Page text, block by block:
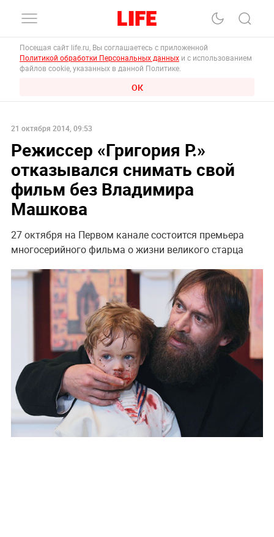
Посещая сайт life.ru, Вы соглашаетесь с приложенной
Политикой обработки Персональных данных и с использованием
файлов cookie, указанных в данной Политике.
ОК
21 октября 2014, 09:53
Режиссер «Григория Р.»
отказывался снимать свой
фильм без Владимира
Машкова
27 октября на Первом канале состоится премьера
многосерийного фильма о жизни великого старца